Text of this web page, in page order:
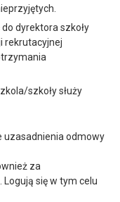
dyrektora szkoły
rekrutacyjnej
szkoły służy
uzasadnienia odmowy
za
się w tym celu